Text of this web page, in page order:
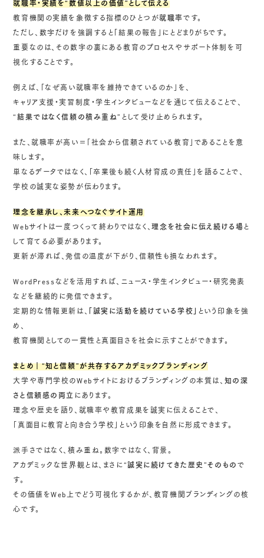
就職率・実績を“数値以上の価値”として伝える
教育機関の実績を象徴する指標のひとつが就職率です。
ただし、数字だけを強調すると「結果の報告」にとどまりがちです。
重要なのは、その数字の裏にある教育のプロセスやサポート体制を可
視化することです。
例えば、「なぜ高い就職率を維持できているのか」を、
キャリア支援・実習制度・学生インタビューなどを通じて伝えることで、
“結果ではなく信頼の積み重ね” として受け止められます。
また、就職率が高い＝「社会から信頼されている教育」であることを意
味します。
単なるデータではなく、「卒業後も続く人材育成の責任」を語ることで、
学校の誠実な姿勢が伝わります。
理念を継承し、未来へつなぐサイト運用
Webサイトは一度つくって終わりではなく、理念を社会に伝え続ける場と
して育てる必要があります。
更新が滞れば、発信の温度が下がり、信頼性も損なわれます。
WordPressなどを活用すれば、ニュース・学生インタビュー・研究発表
などを継続的に発信できます。
定期的な情報更新は、 「誠実に活動を続けている学校」 という印象を強
め、
教育機関としての一貫性と真面目さを社会に示すことができます。
まとめ｜“知と信頼”が共存するアカデミックブランディング
大学や専門学校のWebサイトにおけるブランディングの本質は、 知の深
さと信頼感の両立 にあります。
理念や歴史を語り、就職率や教育成果を誠実に伝えることで、
「真面目に教育と向き合う学校」という印象を自然に形成できます。
派手さではなく、積み重ね。数字ではなく、背景。
アカデミックな世界観とは、まさに“誠実に続けてきた歴史”そのもの で
す。
その価値をWeb上でどう可視化するかが、教育機関ブランディングの核
心です。